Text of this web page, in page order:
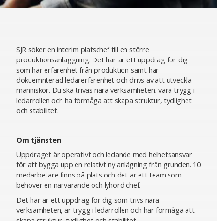
SJR söker en interim platschef till en större
produktionsanläggning. Det här är ett uppdrag för dig
som har erfarenhet från produktion samt har
dokuemnterad ledarerfarenhet och drivs av att utveckla
människor. Du ska trivas nära verksamheten, vara trygg i
ledarrollen och ha förmåga att skapa struktur, tydlighet
och stabilitet.
Om tjänsten
Uppdraget är operativt och ledande med helhetsansvar
för att bygga upp en relativt ny anlägning från grunden. 10
medarbetare finns på plats och det är ett team som
behöver en närvarande och lyhörd chef.
Det här är ett uppdrag för dig som trivs nära
verksamheten, är trygg i ledarrollen och har förmåga att